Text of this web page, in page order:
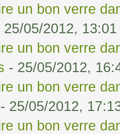
un bon verre
25/05/2012, 13:01
un bon verre
- 25/05/2012,
un bon verre
- 25/05/2012,
un bon verre